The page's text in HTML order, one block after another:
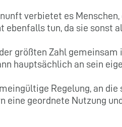
verbietet es
ebenfalls tun, da sie sonst
größten Zahl
hauptsächlich an sein
Regelung, an
eine geordnete Nutzung